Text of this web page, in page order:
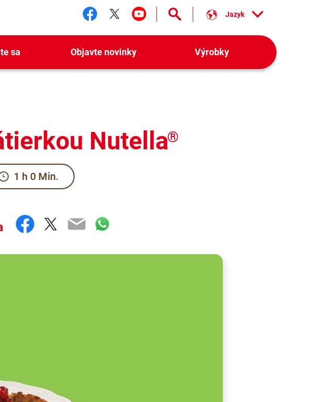
Sledujte nás facebook
Sledujte nás twitter
Sledujte nás youtube
Jazyk
sa Objavte novinky Výrobky
Nutella®
1 h 0 Min.
Facebook
Twitter
EmailWhatsApp